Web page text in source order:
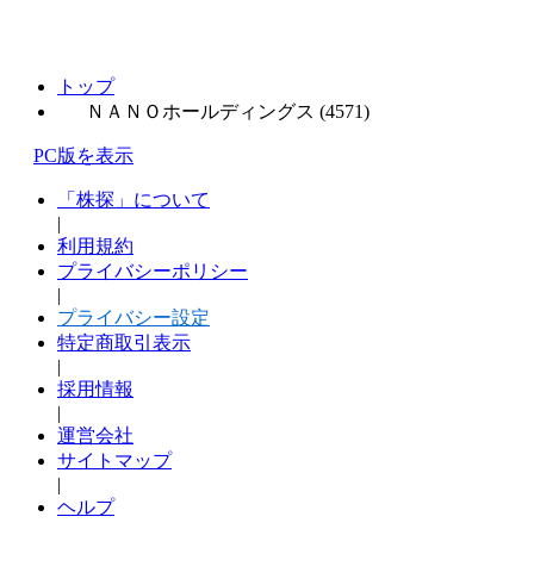
トップ
ＮＡＮＯホールディングス (4571)
PC版を表示
「株探」について
|
利用規約
プライバシーポリシー
|
プライバシー設定
特定商取引表示
|
採用情報
|
運営会社
サイトマップ
|
ヘルプ